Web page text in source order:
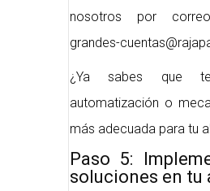
nosotros por
grandes-
¿Ya sabes que
automatización o
más adecuada para tu
Paso 5:
soluciones en tu